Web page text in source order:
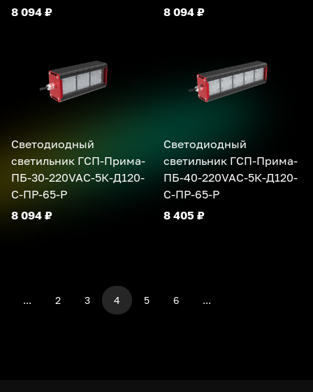
8 094 ₽
8 094 ₽
Светодиодный
светильник ГСП-Прима-
ПБ-30-220VAC-5К-Д120-
С-ПР-65-Р
8 094 ₽
Светодиодный
светильник ГСП-Прима-
ПБ-40-220VAC-5К-Д120-
С-ПР-65-Р
8 405 ₽
... 2 3 4 5 6 ...